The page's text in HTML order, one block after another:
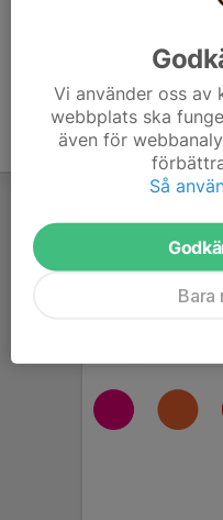
Vi använder oss
webbplats ska
även för
Så
Bara